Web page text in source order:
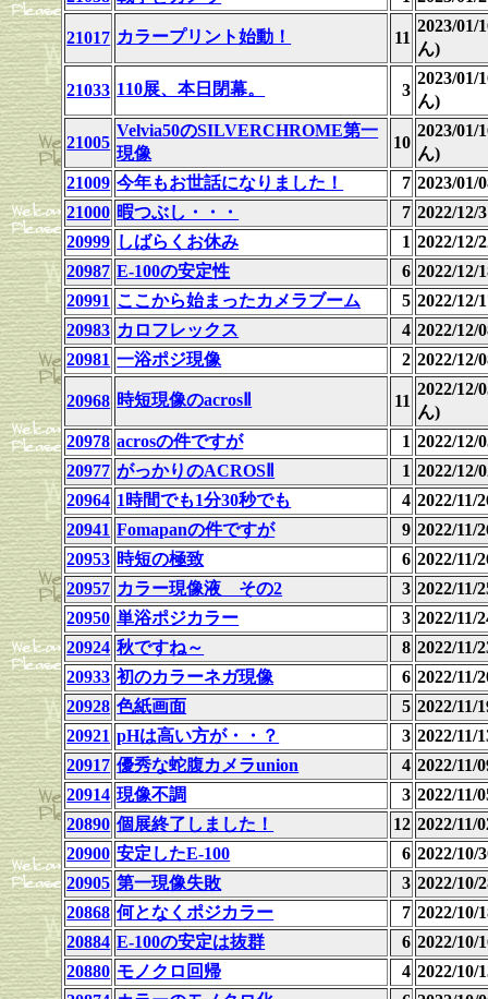
21017 カラープリント始動！ 11
2023/01/
ん)
21033 110展、本日閉幕。 3
2023/01/
ん)
21005
Velvia50のSILVERCHROME第一
現像
10
2023/01/
ん)
21009 今年もお世話になりました！ 7 2023/01/
21000 暇つぶし・・・ 7 2022/12/
20999 しばらくお休み 1 2022/12/
20987 E-100の安定性 6 2022/12/
20991 ここから始まったカメラブーム 5 2022/12/
20983 カロフレックス 4 2022/12/
20981 一浴ポジ現像 2 2022/12/
20968 時短現像のacrosⅡ 11
2022/12/
ん)
20978 acrosの件ですが 1 2022/12/
20977 がっかりのACROSⅡ 1 2022/12/
20964 1時間でも1分30秒でも 4 2022/11/
20941 Fomapanの件ですが 9 2022/11/
20953 時短の極致 6 2022/11/
20957 カラー現像液 その2 3 2022/11/
20950 単浴ポジカラー 3 2022/11/
20924 秋ですね～ 8 2022/11/
20933 初のカラーネガ現像 6 2022/11/
20928 色紙画面 5 2022/11/
20921 pHは高い方が・・？ 3 2022/11/
20917 優秀な蛇腹カメラunion 4 2022/11/
20914 現像不調 3 2022/11/
20890 個展終了しました！ 12 2022/11/
20900 安定したE-100 6 2022/10/
20905 第一現像失敗 3 2022/10/
20868 何となくポジカラー 7 2022/10/
20884 E-100の安定は抜群 6 2022/10/
20880 モノクロ回帰 4 2022/10/